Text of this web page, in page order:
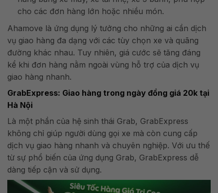
cho các đơn hàng lớn hoặc nhiều món.
Ahamove là ứng dụng lý tưởng cho những ai cần dịch
vụ giao hàng đa dạng với các tùy chọn xe và quãng
đường khác nhau. Tuy nhiên, giá cước sẽ tăng đáng
kể khi đơn hàng nằm ngoài vùng hỗ trợ của dịch vụ
giao hàng nhanh.
GrabExpress: Giao hàng trong ngày đồng giá 20k tại
Hà Nội
Là một phần của hệ sinh thái Grab, GrabExpress
không chỉ giúp người dùng gọi xe mà còn cung cấp
dịch vụ giao hàng nhanh và chuyên nghiệp. Với ưu thế
từ sự phổ biến của ứng dụng Grab, GrabExpress dễ
dàng tiếp cận và sử dụng.